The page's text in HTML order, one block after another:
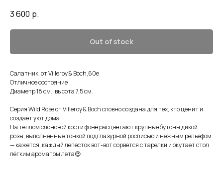
3 600 р.
Out of stock
Салатник. от Villeroy & Boch,60е
Отличное состояние
Диаметр 18 см., высота 7,5 см.
Серия Wild Rose от Villeroy & Boch словно создана для тех, кто ценит и
создает уют дома.
На тёплом слоновой кости фоне расцветают крупные бутоны дикой
розы, выполненные тонкой подглазурной росписью и нежным рельефом
— кажется, каждый лепесток вот-вот сорвётся с тарелки и окутает стол
лёгким ароматом лета😍.